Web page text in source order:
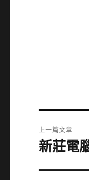
章
上一篇文章
上
篇
新莊電